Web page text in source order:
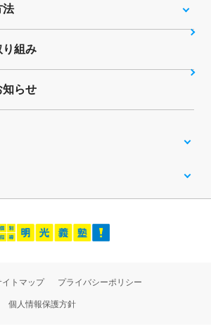
法
り組み
知らせ
イトマップ プライバシーポリシー
個人情報保護方針